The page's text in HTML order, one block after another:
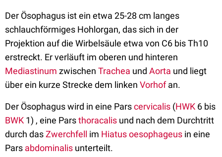
Der Ösophagus ist ein etwa 25-28 cm langes
schlauchförmiges Hohlorgan, das sich in der
Projektion auf die Wirbelsäule etwa von C6 bis Th10
erstreckt. Er verläuft im oberen und hinteren
Mediastinum zwischen Trachea und Aorta und liegt
über ein kurze Strecke dem linken Vorhofan.
Der Ösophagus wird in eine Parscervicalis (HWK 6 bis
BWK 1) , eine Parsthoracalis und nach dem Durchtritt
durch dasZwerchfell im Hiatus oesophageus in eine
Pars abdominalis unterteilt.